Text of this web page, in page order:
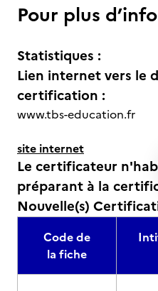
Pour plus
Statistiques :
Lien internet vers le
certification :
www.tbs-education.fr
site internet
Le certificateur
préparant à la
Nouvelle(s)
Code de
la fiche